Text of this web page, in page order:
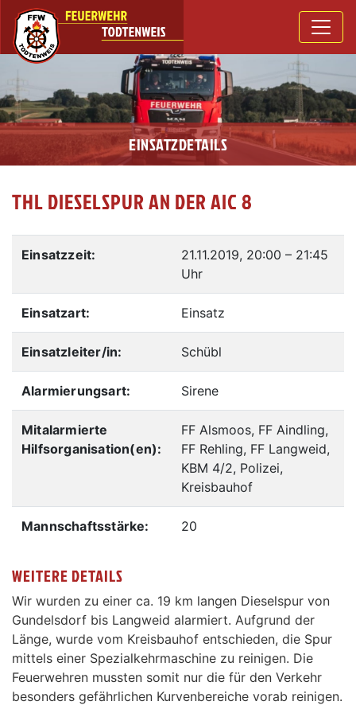
EINSATZDETAILS
THL DIESELSPUR AN DER AIC 8
Einsatzzeit: 21.11.2019, 20:00 – 21:45
Uhr
Einsatzart: Einsatz
Einsatzleiter/in: Schübl
Alarmierungsart: Sirene
Mitalarmierte
Hilfsorganisation(en):
FF Alsmoos, FF Aindling,
FF Rehling, FF Langweid,
KBM 4/2, Polizei,
Kreisbauhof
Mannschaftsstärke: 20
WEITERE DETAILS
Wir wurden zu einer ca. 19 km langen Dieselspur von
Gundelsdorf bis Langweid alarmiert. Aufgrund der
Länge, wurde vom Kreisbauhof entschieden, die Spur
mittels einer Spezialkehrmaschine zu reinigen. Die
Feuerwehren mussten somit nur die für den Verkehr
besonders gefährlichen Kurvenbereiche vorab reinigen.